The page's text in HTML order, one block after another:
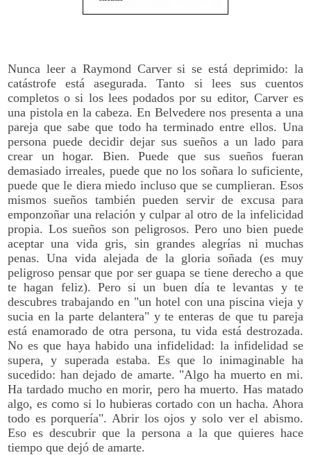
Nunca leer a Raymond Carver si se está deprimido: la
catástrofe está asegurada. Tanto si lees sus cuentos
completos o si los lees podados por su editor, Carver es
una pistola en la cabeza. En Belvedere nos presenta a una
pareja que sabe que todo ha terminado entre ellos. Una
persona puede decidir dejar sus sueños a un lado para
crear un hogar. Bien. Puede que sus sueños fueran
demasiado irreales, puede que no los soñara lo suficiente,
puede que le diera miedo incluso que se cumplieran. Esos
mismos sueños también pueden servir de excusa para
emponzoñar una relación y culpar al otro de la infelicidad
propia. Los sueños son peligrosos. Pero uno bien puede
aceptar una vida gris, sin grandes alegrías ni muchas
penas. Una vida alejada de la gloria soñada (es muy
peligroso pensar que por ser guapa se tiene derecho a que
te hagan feliz). Pero si un buen día te levantas y te
descubres trabajando en "un hotel con una piscina vieja y
sucia en la parte delantera" y te enteras de que tu pareja
está enamorado de otra persona, tu vida está destrozada.
No es que haya habido una infidelidad: la infidelidad se
supera, y superada estaba. Es que lo inimaginable ha
sucedido: han dejado de amarte. "Algo ha muerto en mi.
Ha tardado mucho en morir, pero ha muerto. Has matado
algo, es como si lo hubieras cortado con un hacha. Ahora
todo es porquería". Abrir los ojos y solo ver el abismo.
Eso es descubrir que la persona a la que quieres hace
tiempo que dejó de amarte.